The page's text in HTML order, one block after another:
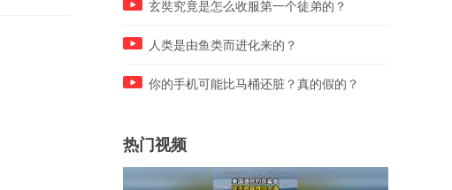
玄奘究竟是怎么收服第一个徒弟的？
人类是由鱼类而进化来的？
你的手机可能比马桶还脏？真的假的？
热门视频